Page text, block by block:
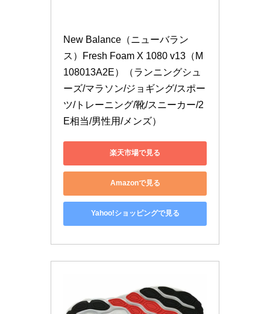
New Balance（ニューバラン
ス）Fresh Foam X 1080 v13（M
108013A2E）（ランニングシュ
ーズ/マラソン/ジョギング/スポー
ツ/トレーニング/靴/スニーカー/2
E相当/男性用/メンズ）
楽天市場で見る
Amazonで見る
Yahoo!ショッピングで見る